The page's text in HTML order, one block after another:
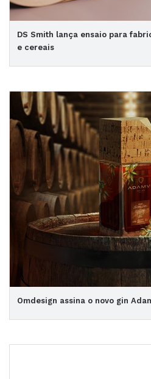
DS Smith lança ensaio para
e cereais
Omdesign assina o novo gin